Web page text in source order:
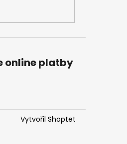
online platby
Vytvořil Shoptet